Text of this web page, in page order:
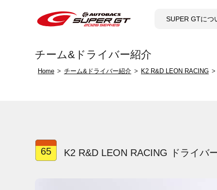
SUPER GTにつ
チーム&ドライバー紹介
Home チーム&ドライバー紹介 K2 R&D LEON RACING
65 K2 R&D LEON RACING ドライ